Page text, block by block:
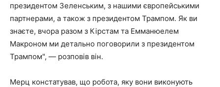
президентом Зеленським, з нашими європейськими
партнерами, а також з президентом Трампом. Як ви
знаєте, вчора разом з Кірстам та Емманюелем
Макроном ми детально поговорили з президентом
Трампом", — розповів він.
Мерц констатував, що робота, яку вони виконують